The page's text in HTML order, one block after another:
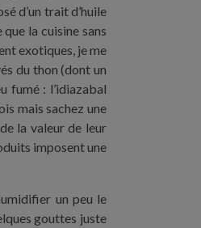
d’un trait d’huile
la cuisine sans
exotiques, je me
du thon (dont un
fumé : l’idiazabal
mais sachez une
la valeur de leur
imposent une
un peu le
gouttes juste